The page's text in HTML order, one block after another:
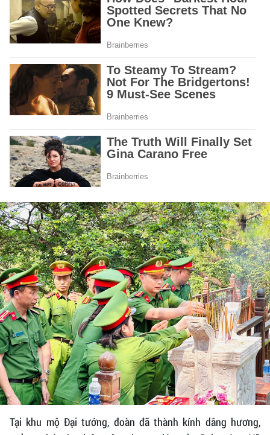
Tại khu mộ Đại tướng, đoàn đã thành kính dâng hương,